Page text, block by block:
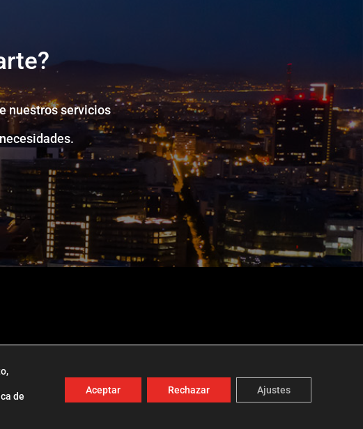
nuestros servicios
ETL Global Digital
de
Aceptar Rechazar Ajustes